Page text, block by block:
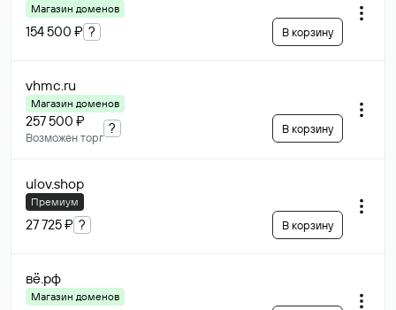
Магазин доменов
154 500 ₽ ? В корзину
vhmc.ru
Магазин доменов
257 500 ₽
Возможен торг
? В корзину
ulov.shop
Премиум
27 725 ₽ ? В корзину
вё.рф
Магазин доменов